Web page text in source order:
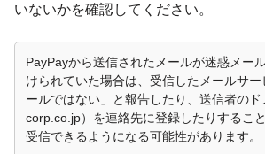
いないかを確認してください。
PayPayから送信されたメールが迷惑メー
けられていた場合は、受信したメールサー
ールではない」と報告したり、送信者の
corp.co.jp）を連絡先に登録したりするこ
受信できるようになる可能性があります。